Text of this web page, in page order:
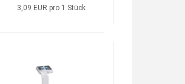
3,09 EUR pro 1 Stück